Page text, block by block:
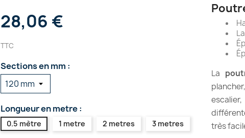
28,06 €
TTC
Sections en mm :
Longueur en metre :
0.5 mètre 1 metre 2 metres 3 metres
La
escalier,
très